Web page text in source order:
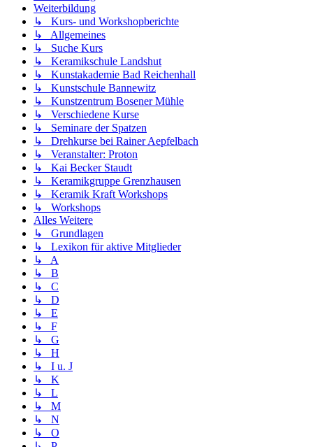
Weiterbildung
↳ Kurs- und Workshopberichte
↳ Allgemeines
↳ Suche Kurs
↳ Keramikschule Landshut
↳ Kunstakademie Bad Reichenhall
↳ Kunstschule Bannewitz
↳ Kunstzentrum Bosener Mühle
↳ Verschiedene Kurse
↳ Seminare der Spatzen
↳ Drehkurse bei Rainer Aepfelbach
↳ Veranstalter: Proton
↳ Kai Becker Staudt
↳ Keramikgruppe Grenzhausen
↳ Keramik Kraft Workshops
↳ Workshops
Alles Weitere
↳ Grundlagen
↳ Lexikon für aktive Mitglieder
↳ A
↳ B
↳ C
↳ D
↳ E
↳ F
↳ G
↳ H
↳ I u. J
↳ K
↳ L
↳ M
↳ N
↳ O